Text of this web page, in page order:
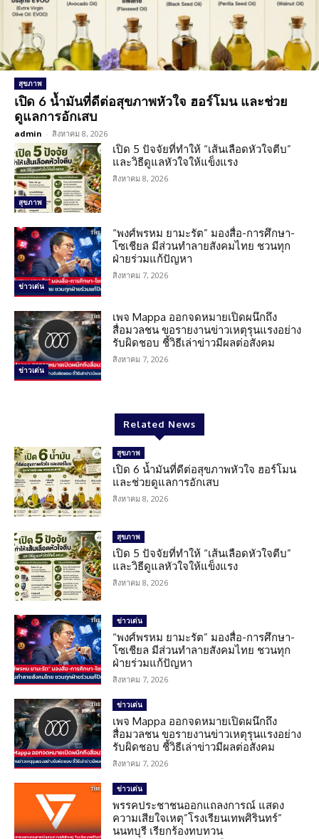
สุขภาพ
เปิด 6 น้ำมันที่ดีต่อสุขภาพหัวใจ ฮอร์โมน และช่วย
ดูแลการอักเสบ
admin - สิงหาคม 8, 2026
สุขภาพ
เปิด 5 ปัจจัยที่ทำให้ “เส้นเลือดหัวใจตีบ”
และวิธีดูแลหัวใจให้แข็งแรง
สิงหาคม 8, 2026
ข่าวเด่น
“พงศ์พรหม ยามะรัต” มองสื่อ-การศึกษา-
โซเชียล มีส่วนทำลายสังคมไทย ชวนทุก
ฝ่ายร่วมแก้ปัญหา
สิงหาคม 7, 2026
ข่าวเด่น
เพจ Mappa ออกจดหมายเปิดผนึกถึง
สื่อมวลชน ขอรายงานข่าวเหตุรุนแรงอย่าง
รับผิดชอบ ชี้วิธีเล่าข่าวมีผลต่อสังคม
สิงหาคม 7, 2026
Related News
สุขภาพ
เปิด 6 น้ำมันที่ดีต่อสุขภาพหัวใจ ฮอร์โมน
และช่วยดูแลการอักเสบ
สิงหาคม 8, 2026
สุขภาพ
เปิด 5 ปัจจัยที่ทำให้ “เส้นเลือดหัวใจตีบ”
และวิธีดูแลหัวใจให้แข็งแรง
สิงหาคม 8, 2026
ข่าวเด่น
“พงศ์พรหม ยามะรัต” มองสื่อ-การศึกษา-
โซเชียล มีส่วนทำลายสังคมไทย ชวนทุก
ฝ่ายร่วมแก้ปัญหา
สิงหาคม 7, 2026
ข่าวเด่น
เพจ Mappa ออกจดหมายเปิดผนึกถึง
สื่อมวลชน ขอรายงานข่าวเหตุรุนแรงอย่าง
รับผิดชอบ ชี้วิธีเล่าข่าวมีผลต่อสังคม
สิงหาคม 7, 2026
ข่าวเด่น
พรรคประชาชนออกแถลงการณ์ แสดง
ความเสียใจเหตุ”โรงเรียนเทพศิรินทร์”
นนทบุรี เรียกร้องทบทวน